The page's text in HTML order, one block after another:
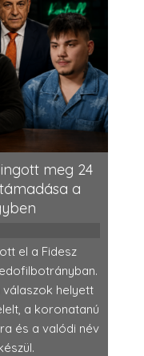
meg 24
a
el a Fidesz
helyett
a koronatanú
és a valódi név